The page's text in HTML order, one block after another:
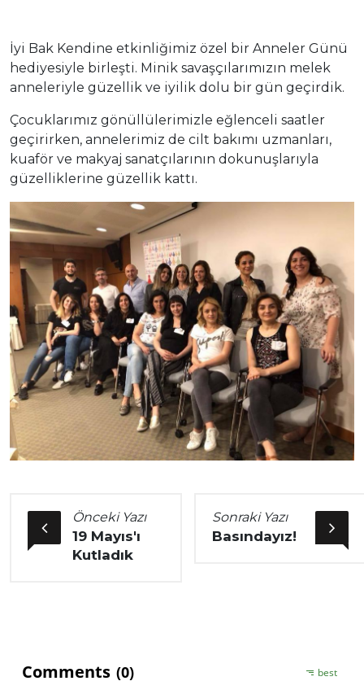
İyi Bak Kendine etkinliğimiz özel bir Anneler Günü
hediyesiyle birleşti. Minik savaşçılarımızın melek
anneleriyle güzellik ve iyilik dolu bir gün geçirdik.
Çocuklarımız gönüllülerimizle eğlenceli saatler
geçirirken, annelerimiz de cilt bakımı uzmanları,
kuaför ve makyaj sanatçılarının dokunuşlarıyla
güzelliklerine güzellik kattı.
Önceki Yazı
19 Mayıs'ı
Kutladık
Sonraki Yazı
Basındayız!